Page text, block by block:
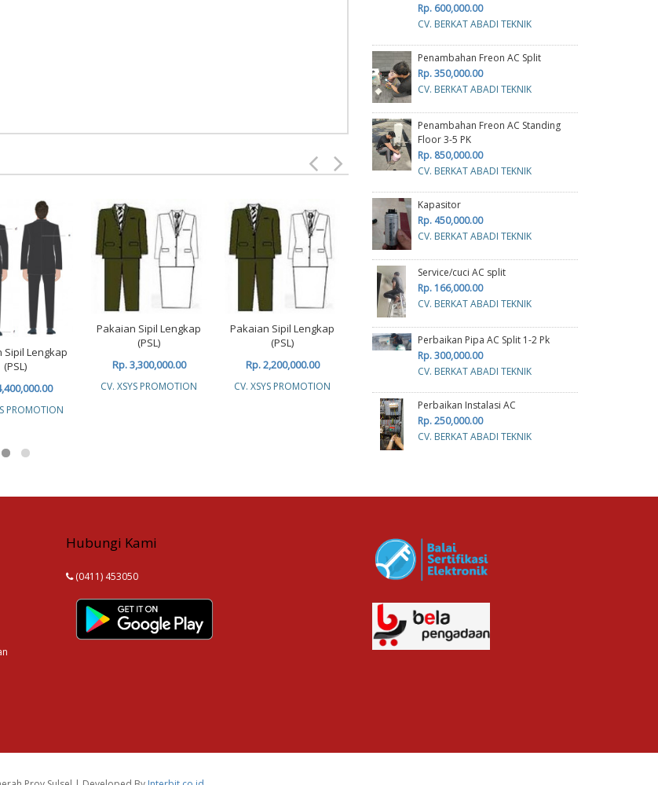
Sipil Lengkap
(PSL)
PROMOTION
Pakaian Sipil Lengkap
(PSL)
Rp. 3,300,000.00
CV. XSYS PROMOTION
Pakaian Sipil Lengkap
(PSL)
Rp. 2,200,000.00
CV. XSYS PROMOTION
Baju PDH
Rp. 2,200,000.00
CV. XSYS PROMOTION
Baju PDH
CV. XSYS PROMOTION
Rp. 600,000.00
CV. BERKAT ABADI TEKNIK
Penambahan Freon AC Split
Rp. 350,000.00
CV. BERKAT ABADI TEKNIK
Penambahan Freon AC Standing
Floor 3-5 PK
Rp. 850,000.00
CV. BERKAT ABADI TEKNIK
Kapasitor
Rp. 450,000.00
CV. BERKAT ABADI TEKNIK
Service/cuci AC split
Rp. 166,000.00
CV. BERKAT ABADI TEKNIK
Perbaikan Pipa AC Split 1-2 Pk
Rp. 300,000.00
CV. BERKAT ABADI TEKNIK
Perbaikan Instalasi AC
Rp. 250,000.00
CV. BERKAT ABADI TEKNIK
Hubungi Kami
(0411) 453050